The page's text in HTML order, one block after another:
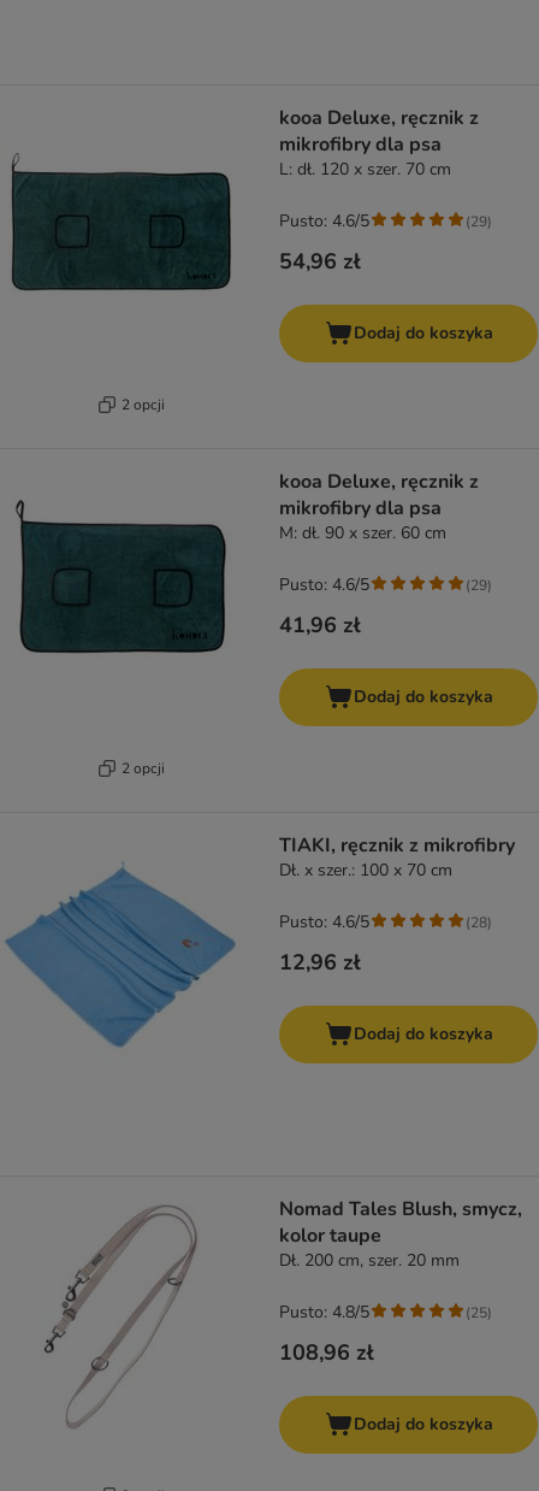
2 opcji
kooa Deluxe, ręcznik z
mikrofibry dla psa
L: dł. 120 x szer. 70 cm
54,96 zł
Pusto: 4.6/5 (29)
Dodaj do koszyka
2 opcji
kooa Deluxe, ręcznik z
mikrofibry dla psa
M: dł. 90 x szer. 60 cm
41,96 zł
Pusto: 4.6/5 (29)
Dodaj do koszyka
TIAKI, ręcznik z mikrofibry
Dł. x szer.: 100 x 70 cm
12,96 zł
Pusto: 4.6/5 (28)
Dodaj do koszyka
Nomad Tales Blush, smycz,
kolor taupe
Dł. 200 cm, szer. 20 mm
108,96 zł
Pusto: 4.8/5 (25)
Dodaj do koszyka